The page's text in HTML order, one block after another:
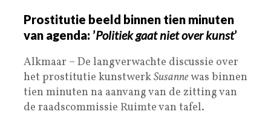
Prostitutie beeld binnen tien minuten
van agenda: ’Politiek gaat niet over kunst’
Alkmaar – De langverwachte discussie over
het prostitutie kunstwerkSusannewas binnen
tien minuten na aanvang van de zitting van
de raadscommissie Ruimte van tafel.